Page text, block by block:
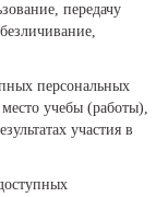
передачу
персональных
учебы (работы),
участия в